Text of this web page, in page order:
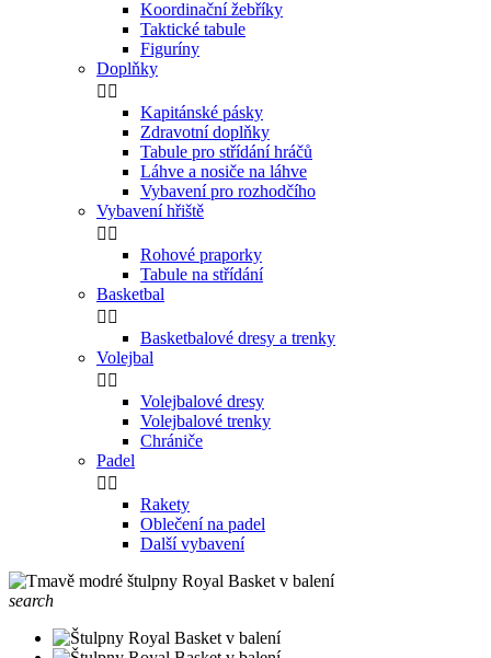
Koordinační žebříky
Taktické tabule
Figuríny
Doplňky
 
Kapitánské pásky
Zdravotní doplňky
Tabule pro střídání hráčů
Láhve a nosiče na láhve
Vybavení pro rozhodčího
Vybavení hřiště
 
Rohové praporky
Tabule na střídání
Basketbal
 
Basketbalové dresy a trenky
Volejbal
 
Volejbalové dresy
Volejbalové trenky
Chrániče
Padel
 
Rakety
Oblečení na padel
Další vybavení
search